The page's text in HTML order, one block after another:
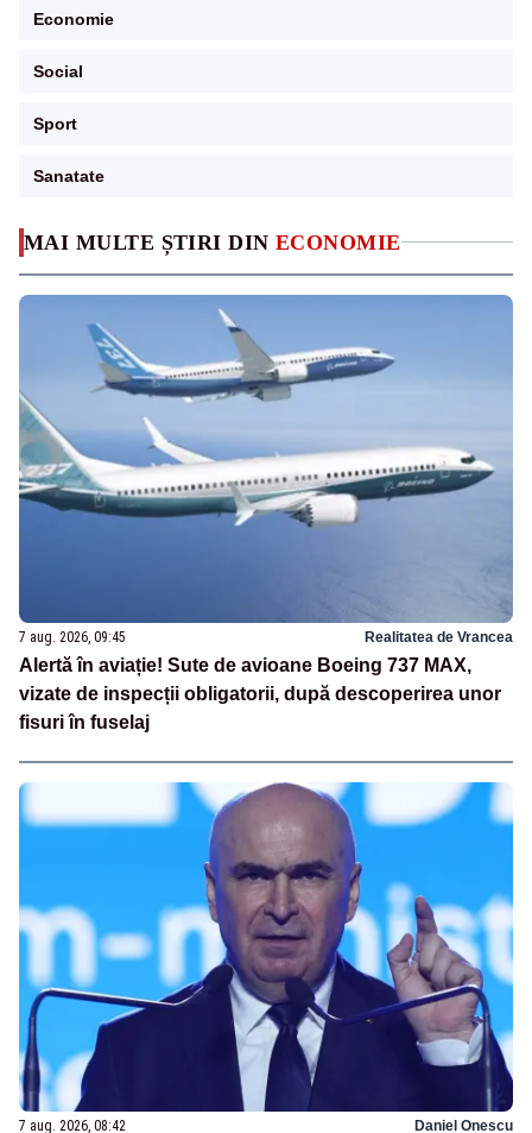
MAI MULTE ȘTIRI DIN ECONOMIE
7 aug. 2026, 09:45 Realitatea de Vrancea
Alertă în aviație! Sute de avioane Boeing 737 MAX,
vizate de inspecții obligatorii, după descoperirea unor
fisuri în fuselaj
7 aug. 2026, 08:42 Daniel Onescu
Economie
Social
Sport
Sanatate